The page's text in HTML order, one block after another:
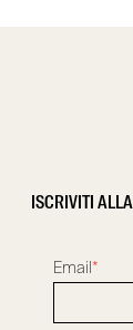
ISCRIVITI
Email*